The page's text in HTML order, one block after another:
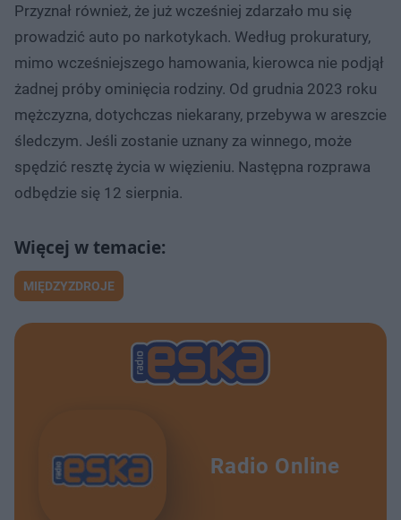
Przyznał również, że już wcześniej zdarzało mu się
prowadzić auto po narkotykach. Według prokuratury,
mimo wcześniejszego hamowania, kierowca nie podjął
żadnej próby ominięcia rodziny. Od grudnia 2023 roku
mężczyzna, dotychczas niekarany, przebywa w areszcie
śledczym. Jeśli zostanie uznany za winnego, może
spędzić resztę życia w więzieniu. Następna rozprawa
odbędzie się 12 sierpnia.
MIĘDZYZDROJE
Radio Online